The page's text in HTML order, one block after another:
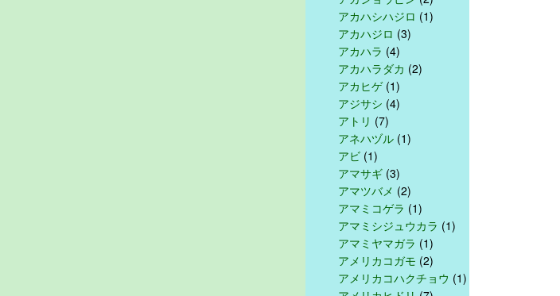
アカハシハジロ (1)
アカハジロ (3)
アカハラ (4)
アカハラダカ (2)
アカヒゲ(1)
アジサシ (4)
アトリ (7)
アネハヅル (1)
アビ (1)
アマサギ (3)
アマツバメ (2)
アマミコゲラ (1)
アマミシジュウカラ (1)
アマミヤマガラ (1)
アメリカコガモ (2)
アメリカコハクチョウ (1)